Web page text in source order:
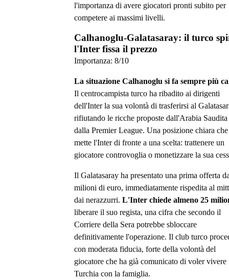
l'importanza di avere giocatori pronti subito per
competere ai massimi livelli.
Calhanoglu-Galatasaray: il turco
l'Inter fissa il prezzo
Importanza: 8/10
La situazione Calhanoglu si fa sempre più
Il centrocampista turco ha ribadito ai dirigenti
dell'Inter la sua volontà di trasferirsi al
rifiutando le ricche proposte dall'Arabia Saudita
dalla Premier League. Una posizione chiara che
mette l'Inter di fronte a una scelta: trattenere un
giocatore controvoglia o monetizzare la sua
Il Galatasaray ha presentato una prima offerta
milioni di euro, immediatamente rispedita al
dai nerazzurri. L'Inter chiede almeno 25
liberare il suo regista, una cifra che secondo il
Corriere della Sera potrebbe sbloccare
definitivamente l'operazione. Il club turco
con moderata fiducia, forte della volontà del
giocatore che ha già comunicato di voler vivere
Turchia con la famiglia.